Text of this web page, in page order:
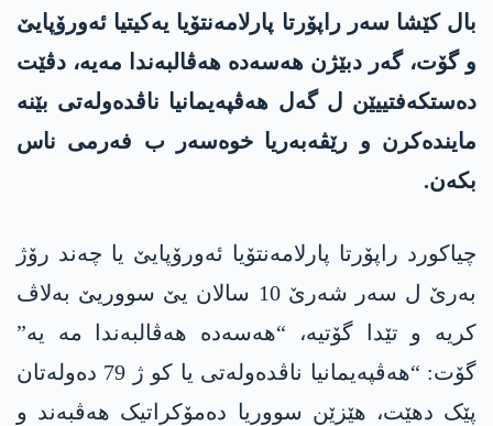
بال کێشا سەر راپۆرتا پارلامەنتۆیا یەکیتیا ئەورۆپایێ
و گۆت، گەر دبێژن ھەسەدە ھەڤالبەندا مەیە، دڤێت
دەستکەفتییێن ل گەل ھەڤپەیمانیا ناڤدەولەتی بێنە
مایندەکرن و رێڤەبەریا خوەسەر ب فەرمی ناس
بکەن.
چیاکورد راپۆرتا پارلامەنتۆیا ئەورۆپایێ یا چەند رۆژ
بەرێ ل سەر شەرێ 10 سالان یێ سووریێ بەلاڤ
کریە و تێدا گۆتیە، “ھەسەدە ھەڤالبەندا مە یە”
گۆت: “ھەڤپەیمانیا ناڤدەولەتی یا کو ژ 79 دەولەتان
پێک دهێت، ھێزێن سووریا دەمۆکراتیک ھەڤبەند و